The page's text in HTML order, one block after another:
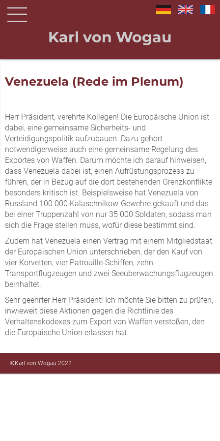
Karl von Wogau
Venezuela (Rede im Plenum)
Herr Präsident, verehrte Kollegen! Die Europäische Union ist
dabei, eine gemeinsame Sicherheits- und
Verteidigungspolitik aufzubauen. Dazu gehört
notwendigerweise auch eine gemeinsame Regelung des
Exportes von Waffen. Darum möchte ich darauf hinweisen,
dass Venezuela dabei ist, einen Aufrüstungsprozess zu
führen, der in Bezug auf die dort bestehenden Grenzkonflikte
besonders kritisch ist. Beispielsweise hat Venezuela von
Russland 100 000 Kalaschnikow-Gewehre gekauft und das
bei einer Truppenzahl von nur 35 000 Soldaten, sodass man
sich die Frage stellen muss, wofür diese bestimmt sind.
Zudem hat Venezuela einen Vertrag mit einem Mitgliedstaat
der Europäischen Union unterschrieben, der den Kauf von
vier Korvetten, vier Patrouille-Schiffen, zehn
Transportflugzeugen und zwei Seeüberwachungsflugzeugen
beinhaltet.
Sehr geehrter Herr Präsident! Ich möchte Sie bitten zu prüfen,
inwieweit diese Aktionen gegen die Richtlinie des
Verhaltenskodexes zum Export von Waffen verstoßen, den
die Europäische Union erlassen hat.
©Karl von Wogau 2022